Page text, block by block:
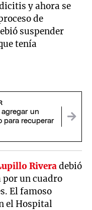
y ahora se
de
suspender
tenía
un
para recuperar
Riveradebió
por un cuadro
El famoso
el Hospital